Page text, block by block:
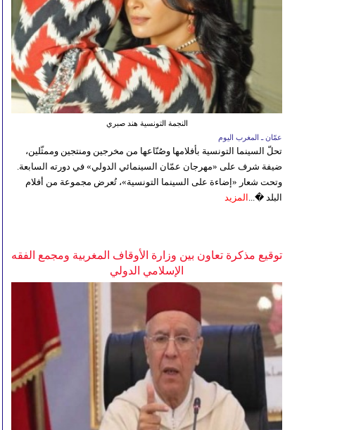
النجمة التونسية هند صبري
عمّان ـ المغرب اليوم
تحلّ السينما التونسية بأفلامها وصُنّاعها من مخرجين ومنتجين وممثّلين،
ضيفة شرف على «مهرجان عمّان السينمائي الدولي» في دورته السابعة.
وتحت شعار «إضاءة على السينما التونسية»، تُعرض مجموعة من أفلام
البلد �... المزيد
توقيع مذكرة تعاون بين وزارة الأوقاف المغربية ومجمع الفقه
الإسلامي الدولي